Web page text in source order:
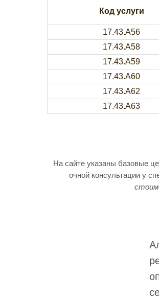
Код услуги
17.43.A56
17.43.A58
17.43.A59
17.43.A60
17.43.A62
17.43.A63
На сайте указаны базовые
очной консультации у